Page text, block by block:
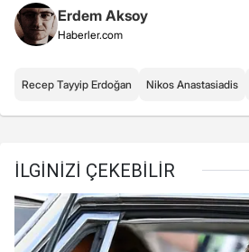
Erdem Aksoy
Haberler.com
Recep Tayyip Erdoğan Nikos Anastasiadis